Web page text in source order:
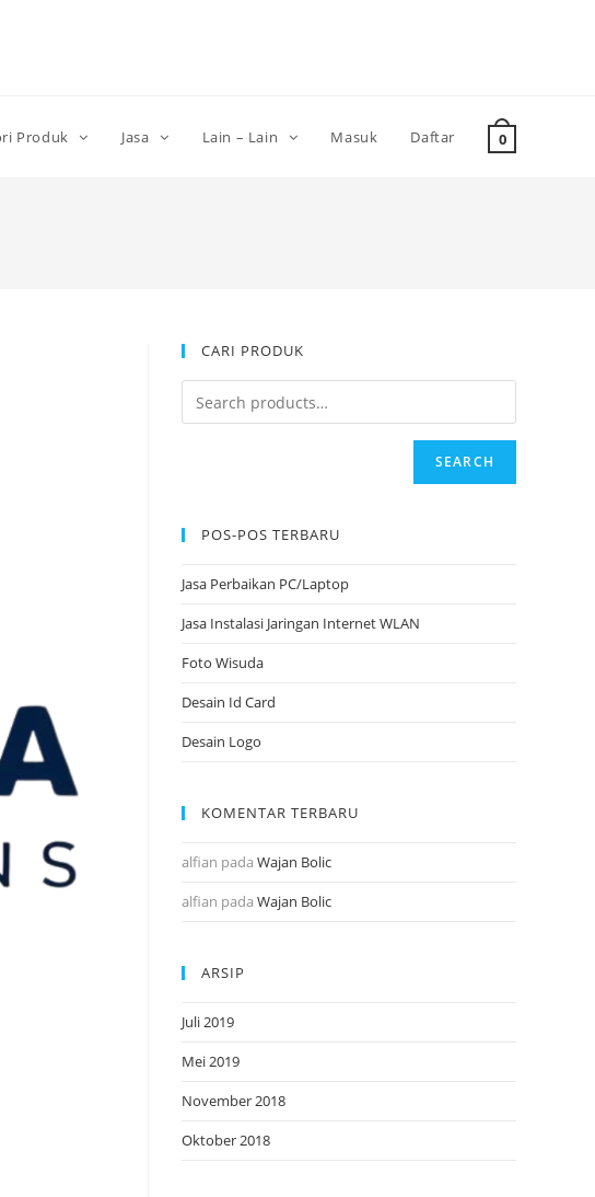
Produk Jasa Lain – Lain Masuk Daftar 0
CARI PRODUK
SEARCH
POS-POS TERBARU
Jasa Perbaikan PC/Laptop
Jasa Instalasi Jaringan Internet WLAN
Foto Wisuda
Desain Id Card
Desain Logo
KOMENTAR TERBARU
alfian pada Wajan Bolic
alfian pada Wajan Bolic
ARSIP
Juli 2019
Mei 2019
November 2018
Oktober 2018